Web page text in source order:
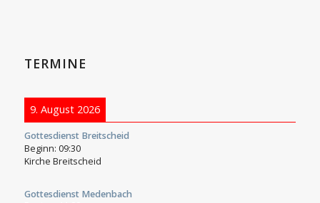
TERMINE
9. August 2026
Gottesdienst Breitscheid
Beginn: 09:30
Kirche Breitscheid
Gottesdienst Medenbach